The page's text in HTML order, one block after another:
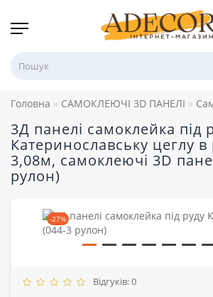
Головна САМОКЛЕЮЧІ 3D ПАНЕЛІ
3Д панелі самоклейка під
Катеринославську цеглу в
3,08м, самоклеючі 3D
рулон)
-27%
Відгуків: 0